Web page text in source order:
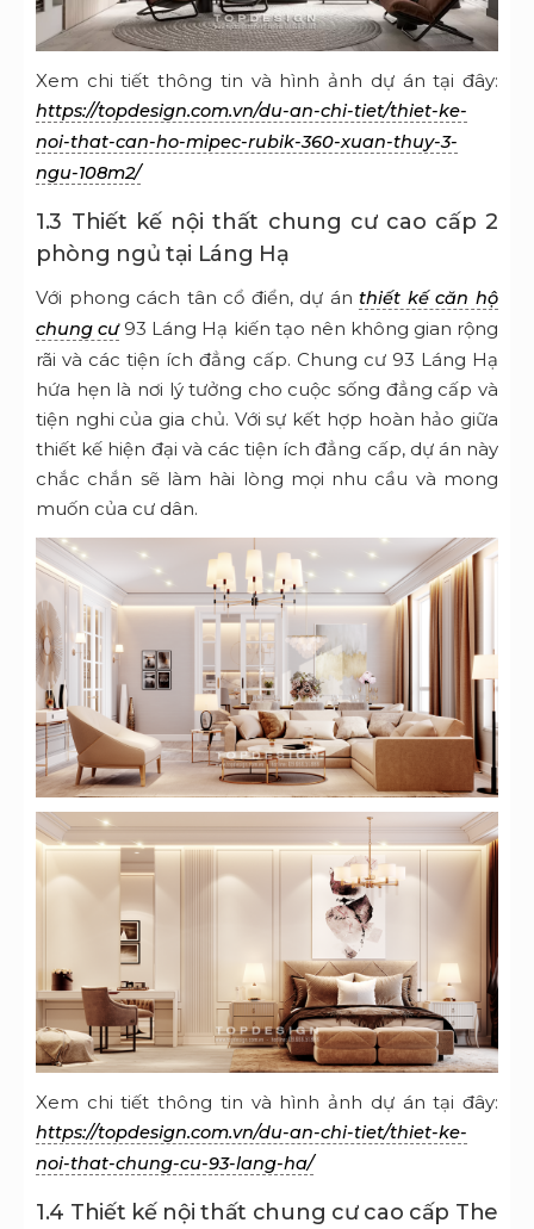
Xem chi tiết thông tin và hình ảnh dự án tại đây:
https://topdesign.com.vn/du-an-chi-tiet/thiet-ke-
noi-that-can-ho-mipec-rubik-360-xuan-thuy-3-
ngu-108m2/
1.3 Thiết kế nội thất chung cư cao cấp 2
phòng ngủ tại Láng Hạ
Với phong cách tân cổ điển, dự ánthiết kế căn hộ
chung cư93 Láng Hạ kiến tạo nên không gian rộng
rãi và các tiện ích đẳng cấp. Chung cư 93 Láng Hạ
hứa hẹn là nơi lý tưởng cho cuộc sống đẳng cấp và
tiện nghi của gia chủ. Với sự kết hợp hoàn hảo giữa
thiết kế hiện đại và các tiện ích đẳng cấp, dự án này
chắc chắn sẽ làm hài lòng mọi nhu cầu và mong
muốn của cư dân.
Xem chi tiết thông tin và hình ảnh dự án tại đây:
https://topdesign.com.vn/du-an-chi-tiet/thiet-ke-
noi-that-chung-cu-93-lang-ha/
1.4 Thiết kế nội thất chung cư cao cấp The